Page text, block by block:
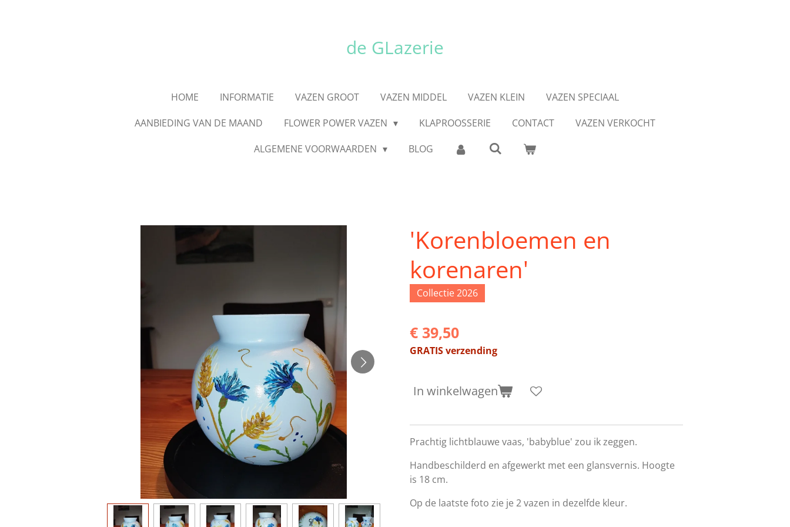
de GLazerie
HOME INFORMATIE VAZEN GROOT VAZEN MIDDEL VAZEN KLEIN
VAZEN SPECIAAL
AANBIEDING VAN DE MAAND
FLOWER POWER VAZEN KLAPROOSSERIE CONTACT
VAZEN VERKOCHT
ALGEMENE VOORWAARDEN
BLOG
'Korenbloemen en
korenaren'
Collectie 2026
€ 39,50
GRATIS verzending
In winkelwagen
Prachtig lichtblauwe vaas, 'babyblue' zou ik zeggen.
Handbeschilderd en afgewerkt met een glansvernis. Hoogte
is 18 cm.
Op de laatste foto zie je 2 vazen in dezelfde kleur.